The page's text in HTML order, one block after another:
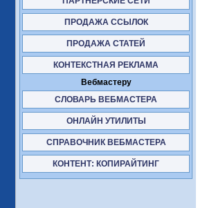
ПРОДАЖА ССЫЛОК
ПРОДАЖА СТАТЕЙ
КОНТЕКСТНАЯ РЕКЛАМА
Вебмастеру
СЛОВАРЬ ВЕБМАСТЕРА
ОНЛАЙН УТИЛИТЫ
СПРАВОЧНИК ВЕБМАСТЕРА
КОНТЕНТ: КОПИРАЙТИНГ